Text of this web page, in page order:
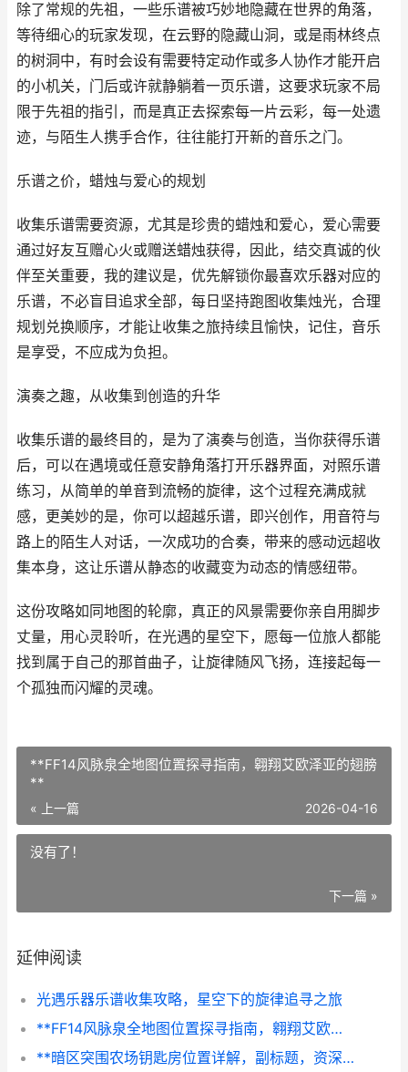
除了常规的先祖，一些乐谱被巧妙地隐藏在世界的角落，
等待细心的玩家发现，在云野的隐藏山洞，或是雨林终点
的树洞中，有时会设有需要特定动作或多人协作才能开启
的小机关，门后或许就静躺着一页乐谱，这要求玩家不局
限于先祖的指引，而是真正去探索每一片云彩，每一处遗
迹，与陌生人携手合作，往往能打开新的音乐之门。
乐谱之价，蜡烛与爱心的规划
收集乐谱需要资源，尤其是珍贵的蜡烛和爱心，爱心需要
通过好友互赠心火或赠送蜡烛获得，因此，结交真诚的伙
伴至关重要，我的建议是，优先解锁你最喜欢乐器对应的
乐谱，不必盲目追求全部，每日坚持跑图收集烛光，合理
规划兑换顺序，才能让收集之旅持续且愉快，记住，音乐
是享受，不应成为负担。
演奏之趣，从收集到创造的升华
收集乐谱的最终目的，是为了演奏与创造，当你获得乐谱
后，可以在遇境或任意安静角落打开乐器界面，对照乐谱
练习，从简单的单音到流畅的旋律，这个过程充满成就
感，更美妙的是，你可以超越乐谱，即兴创作，用音符与
路上的陌生人对话，一次成功的合奏，带来的感动远超收
集本身，这让乐谱从静态的收藏变为动态的情感纽带。
这份攻略如同地图的轮廓，真正的风景需要你亲自用脚步
丈量，用心灵聆听，在光遇的星空下，愿每一位旅人都能
找到属于自己的那首曲子，让旋律随风飞扬，连接起每一
个孤独而闪耀的灵魂。
**FF14风脉泉全地图位置探寻指南，翱翔艾欧泽亚的翅膀
**
« 上一篇 2026-04-16
没有了！
下一篇 »
延伸阅读
光遇乐器乐谱收集攻略，星空下的旋律追寻之旅
**FF14风脉泉全地图位置探寻指南，翱翔艾欧泽亚的翅膀**
**暗区突围农场钥匙房位置详解，副标题，资深玩家的钥匙地图与战术心得**